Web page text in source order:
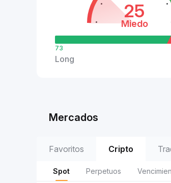
25
Miedo
73
Long
Mercados
Favoritos Cripto
Spot Perpetuos